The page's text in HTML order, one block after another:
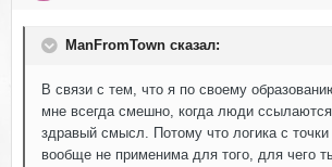
ManFromTown сказал:
В связи с тем, что я по своему
мне всегда смешно, когда люди
здравый смысл. Потому что логика с точки
вообще не применима для того, для чего